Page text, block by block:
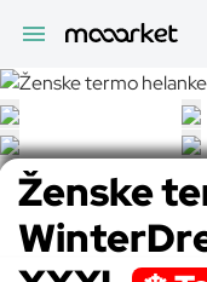
Ženske